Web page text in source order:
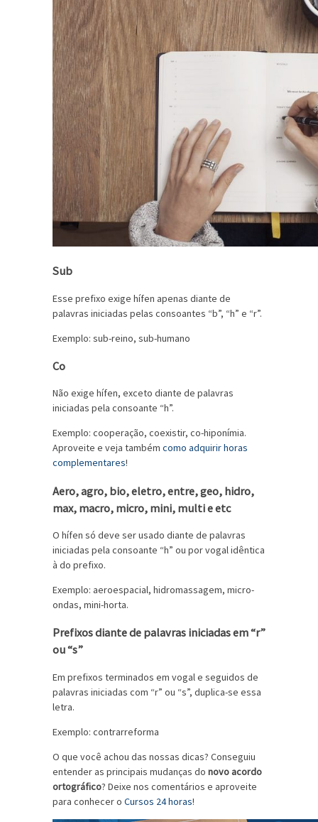
Sub
Esse prefixo exige hífen apenas diante de
palavras iniciadas pelas consoantes “b”, “h” e “r”.
Exemplo: sub-reino, sub-humano
Co
Não exige hífen, exceto diante de palavras
iniciadas pela consoante “h”.
Exemplo: cooperação, coexistir, co-hiponímia.
Aproveite e veja também como adquirir horas
complementares!
Aero, agro, bio, eletro, entre, geo, hidro,
max, macro, micro, mini, multi e etc
O hífen só deve ser usado diante de palavras
iniciadas pela consoante “h” ou por vogal idêntica
à do prefixo.
Exemplo: aeroespacial, hidromassagem, micro-
ondas, mini-horta.
Prefixos diante de palavras iniciadas em “r”
ou “s”
Em prefixos terminados em vogal e seguidos de
palavras iniciadas com “r” ou “s”, duplica-se essa
letra.
Exemplo: contrarreforma
O que você achou das nossas dicas? Conseguiu
entender as principais mudanças do novo acordo
ortográfico? Deixe nos comentários e aproveite
para conhecer o Cursos 24 horas!